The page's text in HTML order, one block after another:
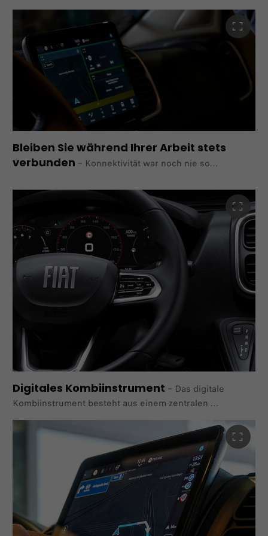
Ducato eine
ausgewogene Kombination aus Leistung und Effizienz für
einen optimalen Fahrkomfort. Der ECO-Modus hilft
Ihnen, die
Reichweite zu maximieren, während der Power-Modus
für mehr Dynamik und eine schnellere Reaktionsfähigkeit
Bleiben Sie während Ihrer Arbeit stets
verbunden – Konnektivität war noch nie so
Ducato als auch der vollelektrische E-Ducato
bieten ein modernes Infotainment-System und
Konnektivitätstechnologien.
Digitales Kombiinstrument – Das digitale
Kombiinstrument besteht aus einem zentralen
7"TFT-Farbdisplay, dass eine Vielzahl an
Fahrzeugeinstellungen
und –informationen anzeigen kann und sich
hervorragend an
Ihre Bedürfnisse anpassen lässt. Eingerahmt ist das
in der Mitte von einem digitalen Drehzahlmesser und
einer
digitalen Tankanzeige.